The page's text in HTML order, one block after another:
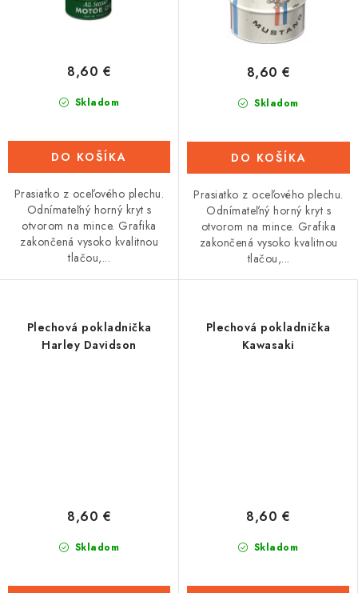
Skladom
8,60 €
DO KOŠÍKA
Prasiatko z oceľového plechu.
Odnímateľný horný kryt s
otvorom na mince. Grafika
zakončená vysoko kvalitnou
tlačou,...
Skladom
8,60 €
DO KOŠÍKA
Prasiatko z oceľového plechu.
Odnímateľný horný kryt s
otvorom na mince. Grafika
zakončená vysoko kvalitnou
tlačou,...
Plechová pokladnička
Harley Davidson
Skladom
8,60 €
Plechová pokladnička
Kawasaki
Skladom
8,60 €